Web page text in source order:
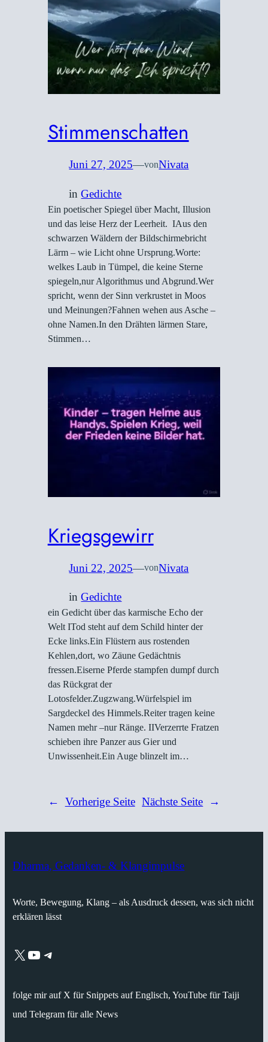
Stimmenschatten
Juni 27, 2025—vonNivata
inGedichte
Ein poetischer Spiegel über Macht, Illusion
und das leise Herz der Leerheit. IAus den
schwarzen Wäldern der Bildschirmebricht
Lärm – wie Licht ohne Ursprung.Worte:
welkes Laub in Tümpel, die keine Sterne
spiegeln,nur Algorithmus und Abgrund.Wer
spricht, wenn der Sinn verkrustet in Moos
und Meinungen?Fahnen wehen aus Asche –
ohne Namen.In den Drähten lärmen Stare,
Stimmen…
Kriegsgewirr
Juni 22, 2025—vonNivata
inGedichte
ein Gedicht über das karmische Echo der
Welt ITod steht auf dem Schild hinter der
Ecke links.Ein Flüstern aus rostenden
Kehlen,dort, wo Zäune Gedächtnis
fressen.Eiserne Pferde stampfen dumpf durch
das Rückgrat der
Lotosfelder.Zugzwang.Würfelspiel im
Sargdeckel des Himmels.Reiter tragen keine
Namen mehr –nur Ränge. IIVerzerrte Fratzen
schieben ihre Panzer aus Gier und
Unwissenheit.Ein Auge blinzelt im…
← Vorherige Seite Nächste Seite →
Dharma, Gedanken- & Klangimpulse
Worte, Bewegung, Klang – als Ausdruck dessen, was sich nicht
erklären lässt
X YouTube Telegram
folge mir auf X für Snippets auf Englisch, YouTube für Taiji
und Telegram für alle News